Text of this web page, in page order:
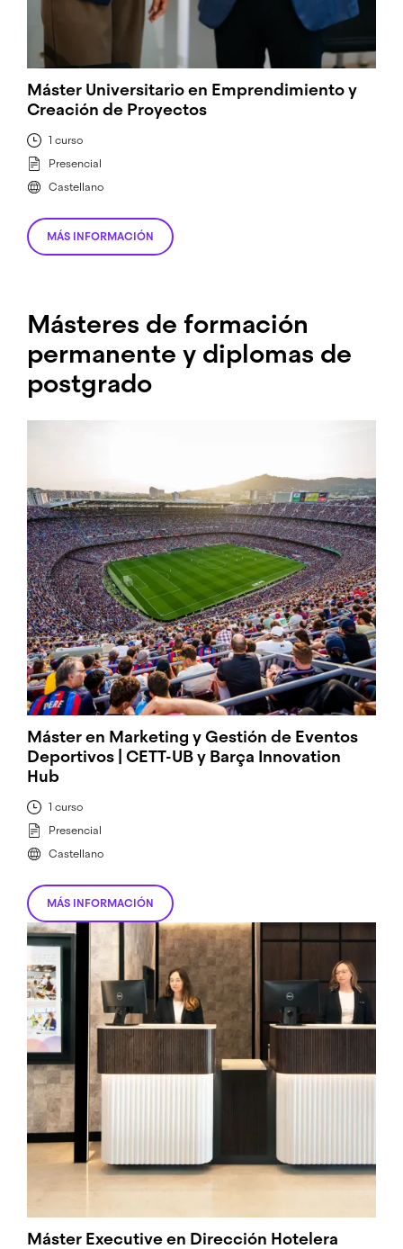
Máster Universitario en Emprendimiento y
Creación de Proyectos
1 curso
Presencial
Castellano
MÁS INFORMACIÓN
Másteres de formación
permanente y diplomas de
postgrado
Máster en Marketing y Gestión de Eventos
Deportivos | CETT-UB y Barça Innovation
Hub
1 curso
Presencial
Castellano
MÁS INFORMACIÓN
Máster Executive en Dirección Hotelera